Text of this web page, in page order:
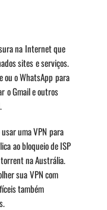
na Internet que
sites e serviços.
ou o WhatsApp para
o Gmail e outros
uma VPN para
ao bloqueio de ISP
na Austrália.
sua VPN com
também